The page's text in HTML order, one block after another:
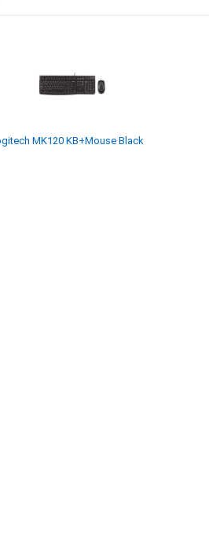
MK120 KB+Mouse Black L920-002561